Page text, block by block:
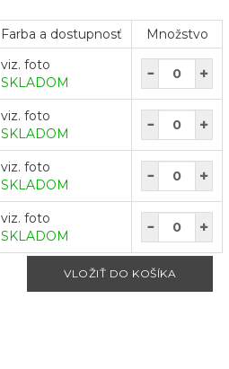
Farba a dostupnosť Množstvo
viz. foto
SKLADOM
viz. foto
SKLADOM
viz. foto
SKLADOM
viz. foto
SKLADOM